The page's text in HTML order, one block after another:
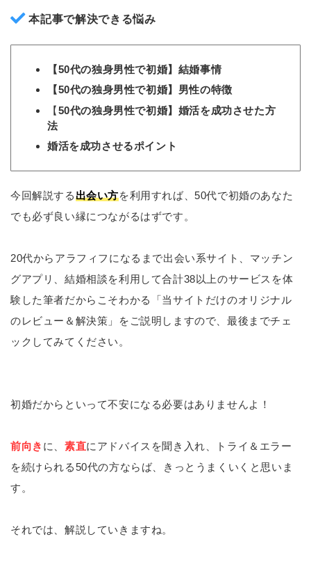
本記事で解決できる悩み
【50代の独身男性で初婚】結婚事情
【50代の独身男性で初婚】男性の特徴
【50代の独身男性で初婚】婚活を成功させた方
法
婚活を成功させるポイント
今回解説する出会い方を利用すれば、50代で初婚のあなた
でも必ず良い縁につながるはずです。
20代からアラフィフになるまで出会い系サイト、マッチン
グアプリ、結婚相談を利用して合計38以上のサービスを体
験した筆者だからこそわかる「当サイトだけのオリジナル
のレビュー＆解決策」をご説明しますので、最後までチェ
ックしてみてください。
初婚だからといって不安になる必要はありませんよ！
前向き に、素直にアドバイスを聞き入れ、トライ＆エラー
を続けられる50代の方ならば、きっとうまくいくと思いま
す。
それでは、解説していきますね。